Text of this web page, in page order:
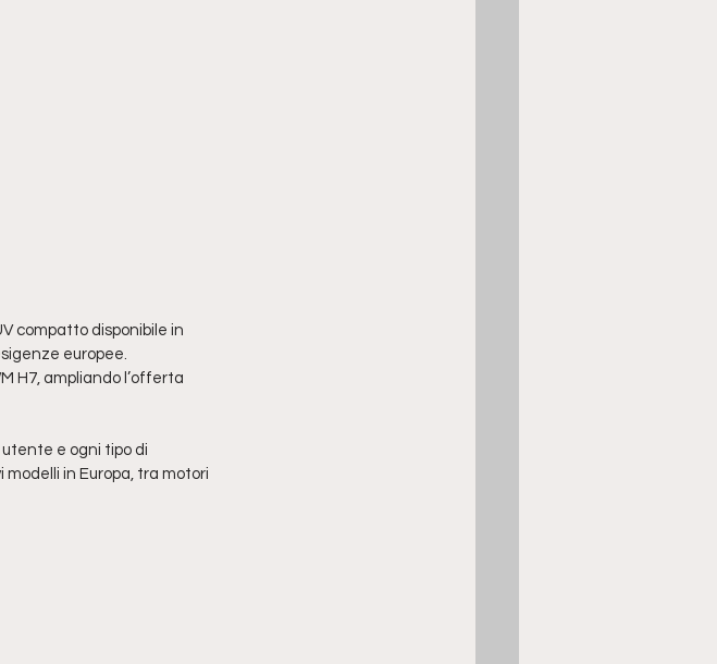
compatto disponibile in
europee.
H7, ampliando l’offerta
e ogni tipo di
in Europa, tra motori